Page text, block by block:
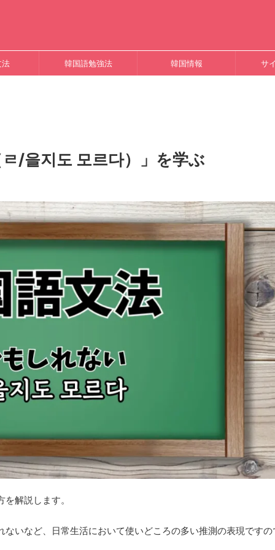
法 韓国語勉強法 韓国情報 サ
/을지도 모르다）」を学ぶ
を解説します。
いなど、日常生活において使いどころの多い推測の表現ですの